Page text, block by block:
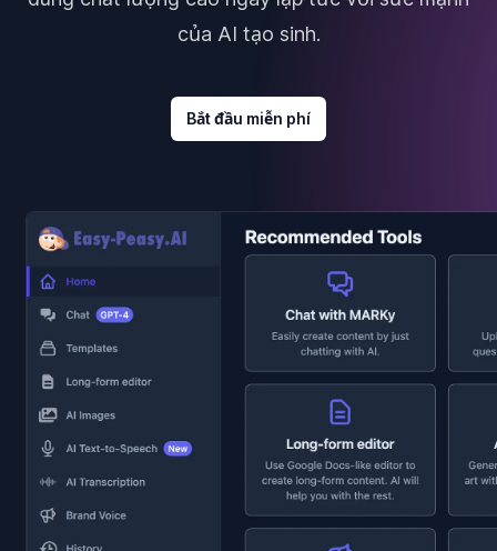
của AI tạo sinh.
Bắt đầu miễn phí